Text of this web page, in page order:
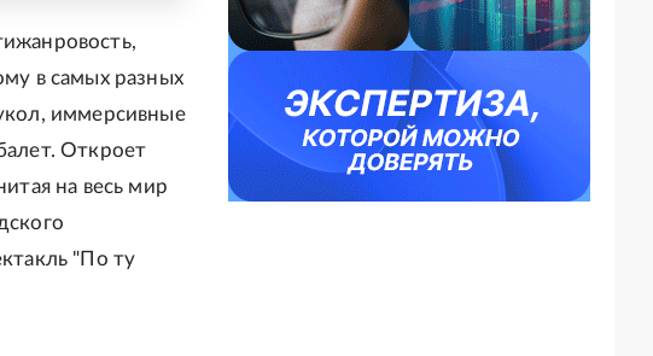
в самых разных
иммерсивные
Откроет
на весь мир
"По ту